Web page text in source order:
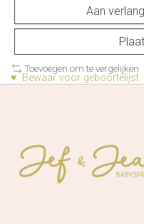
Aan
Toevoegen om te vergelijken
♥ Bewaar voor geboortelijst